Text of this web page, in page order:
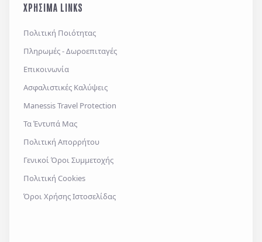
ΧΡΗΣΙΜΑ LINKS
Πολιτική Ποιότητας
Πληρωμές - Δωροεπιταγές
Επικοινωνία
Ασφαλιστικές Καλύψεις
Manessis Travel Protection
Τα Έντυπά Μας
Πολιτική Απορρήτου
Γενικοί Όροι Συμμετοχής
Πολιτική Cookies
Όροι Χρήσης Ιστοσελίδας